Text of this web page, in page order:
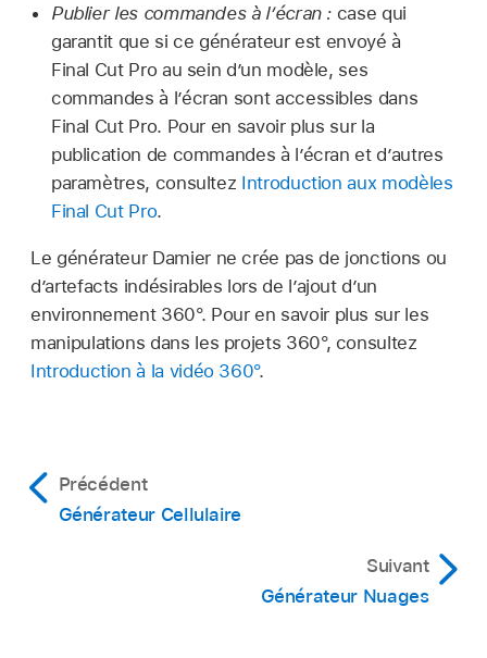
Publier les commandes à l’écran : case qui
garantit que si ce générateur est envoyé à
Final Cut Pro au sein d’un modèle, ses
commandes à l’écran sont accessibles dans
Final Cut Pro. Pour en savoir plus sur la
publication de commandes à l’écran et d’autres
paramètres, consultez Introduction aux modèles
Final Cut Pro.
Le générateur Damier ne crée pas de jonctions ou
d’artefacts indésirables lors de l’ajout d’un
environnement 360°. Pour en savoir plus sur les
manipulations dans les projets 360°, consultez
Introduction à la vidéo 360°.
Précédent
Générateur Cellulaire
Suivant
Générateur Nuages